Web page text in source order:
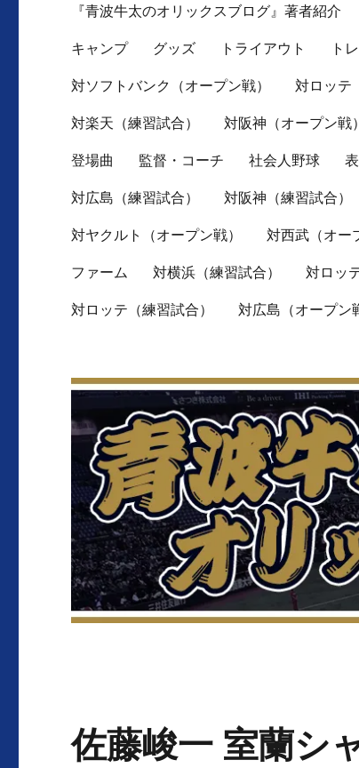
『青波牛太のオリックスブログ』著者紹介
キャンプ グッズ トライアウト ト
対ソフトバンク（オープン戦） 対ロッテ
対楽天（練習試合） 対阪神（オープン戦）
登場曲 監督・コーチ 社会人野球
対広島（練習試合） 対阪神（練習試合）
対ヤクルト（オープン戦） 対西武（オー
ファーム 対横浜（練習試合） 対ロッ
対ロッテ（練習試合） 対広島（オープン
佐藤峻一 室蘭シ